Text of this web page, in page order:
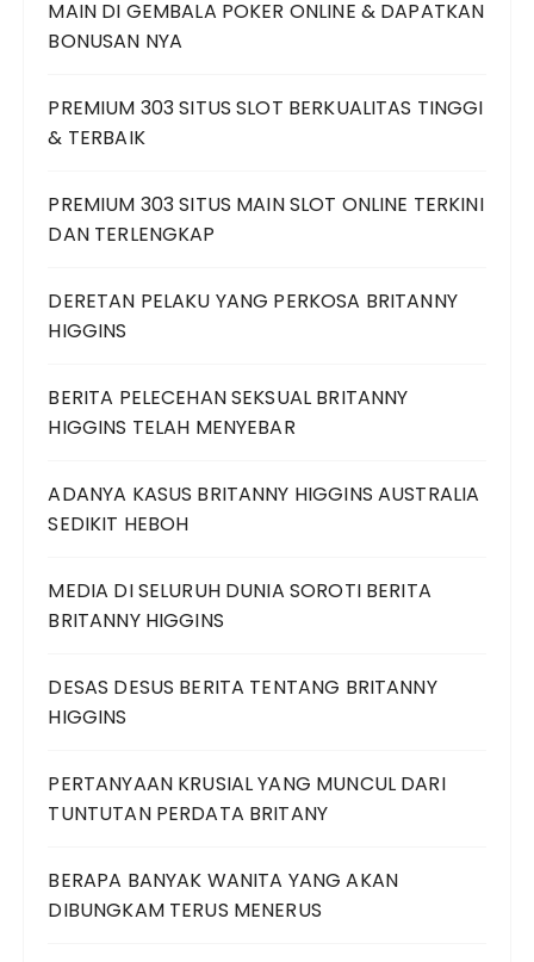
MAIN DI GEMBALA POKER ONLINE & DAPATKAN
BONUSAN NYA
PREMIUM 303 SITUS SLOT BERKUALITAS TINGGI
& TERBAIK
PREMIUM 303 SITUS MAIN SLOT ONLINE TERKINI
DAN TERLENGKAP
DERETAN PELAKU YANG PERKOSA BRITANNY
HIGGINS
BERITA PELECEHAN SEKSUAL BRITANNY
HIGGINS TELAH MENYEBAR
ADANYA KASUS BRITANNY HIGGINS AUSTRALIA
SEDIKIT HEBOH
MEDIA DI SELURUH DUNIA SOROTI BERITA
BRITANNY HIGGINS
DESAS DESUS BERITA TENTANG BRITANNY
HIGGINS
PERTANYAAN KRUSIAL YANG MUNCUL DARI
TUNTUTAN PERDATA BRITANY
BERAPA BANYAK WANITA YANG AKAN
DIBUNGKAM TERUS MENERUS